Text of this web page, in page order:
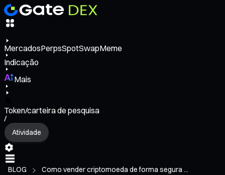
MercadosPerpsSpotSwapMeme
Indicação
Mais
Token/carteira de pesquisa
/
Atividade
BLOG Como vender criptomoeda de forma segura ...